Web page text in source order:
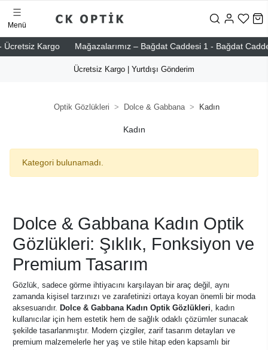
Kargo Mağazalarımız – Bağdat Caddesi 1 - Bağdat
Menü
Ücretsiz Kargo | Yurtdışı Gönderim
Optik Gözlükleri Dolce & Gabbana Kadın
Kadın
Kategori bulunamadı.
Dolce & Gabbana Kadın Optik
Gözlükleri: Şıklık, Fonksiyon ve
Premium Tasarım
Gözlük, sadece görme ihtiyacını karşılayan bir araç değil, aynı
zamanda kişisel tarzınızı ve zarafetinizi ortaya koyan önemli bir moda
aksesuarıdır. Dolce & Gabbana Kadın Optik Gözlükleri, kadın
kullanıcılar için hem estetik hem de sağlık odaklı çözümler sunacak
şekilde tasarlanmıştır. Modern çizgiler, zarif tasarım detayları ve
premium malzemelerle her yaş ve stile hitap eden kapsamlı bir